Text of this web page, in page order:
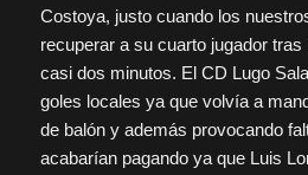
Costoya, justo cuando los
recuperar a su cuarto jugador tras
casi dos minutos. El CD Lugo
goles locales ya que volvía a
de balón y además provocando
acabarían pagando ya que Luis